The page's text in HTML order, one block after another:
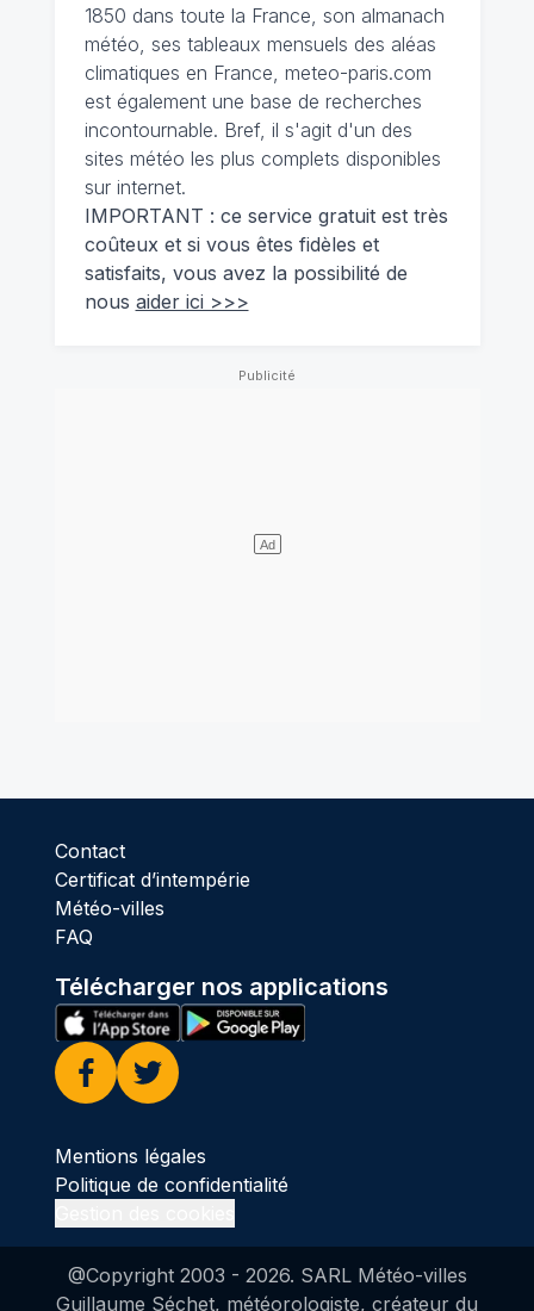
1850 dans toute la France, son almanach
météo, ses tableaux mensuels des aléas
climatiques en France, meteo-paris.com
est également une base de recherches
incontournable. Bref, il s'agit d'un des
sites météo les plus complets disponibles
sur internet.
IMPORTANT : ce service gratuit est très
coûteux et si vous êtes fidèles et
satisfaits, vous avez la possibilité de
nous aider ici >>>
Contact
Certificat d’intempérie
Météo-villes
FAQ
Télécharger nos applications
Facebook
Twitter
Mentions légales
Politique de confidentialité
@Copyright 2003 - 2026. SARL Météo-villes
Guillaume Séchet, météorologiste, créateur du